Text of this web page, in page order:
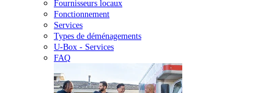
Fournisseurs locaux
Fonctionnement
Services
Types de déménagements
U-Box - Services
FAQ